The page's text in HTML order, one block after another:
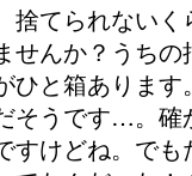
捨てられない
せんか？うち
ひと箱ありま
そうです…。確
すけどね。で